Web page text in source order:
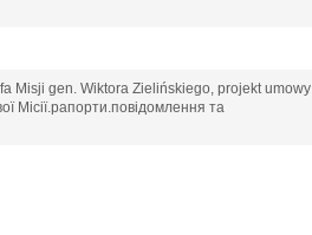
Misji gen. Wiktora Zielińskiego, projekt umowy
Місії.рапорти.повідомлення та